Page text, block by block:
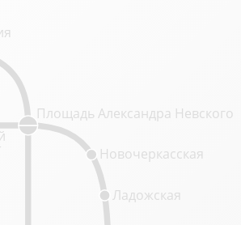
Площадь Александра Невского
Новочеркасская
Ладожская